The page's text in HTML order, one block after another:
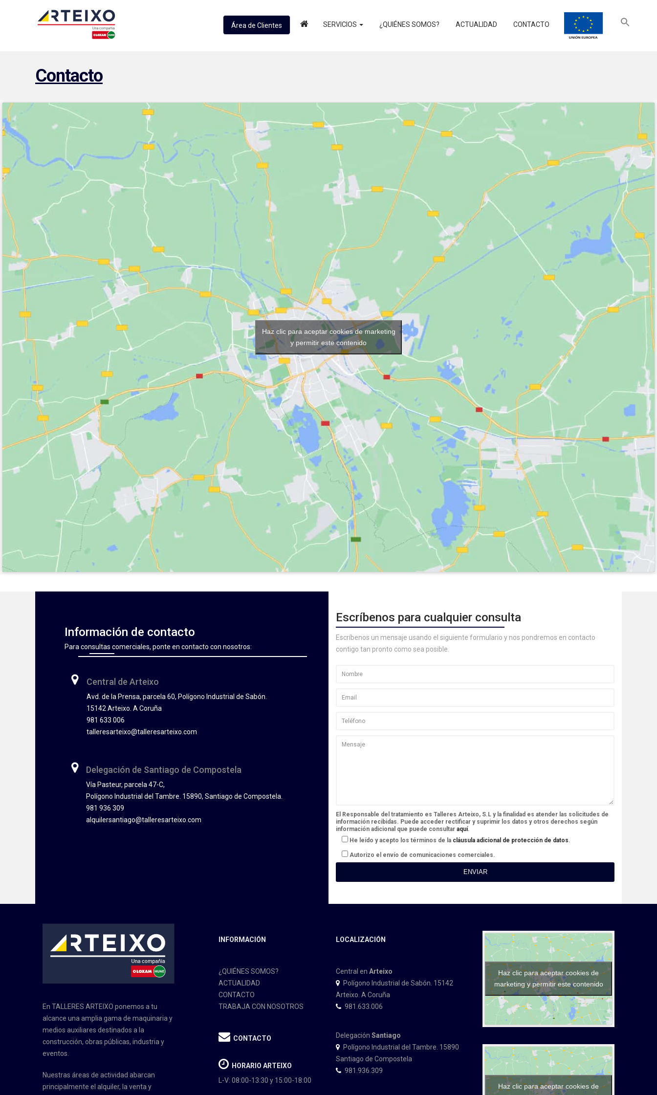
SERVICIOS ¿QUIÉNES SOMOS? ACTUALIDAD CONTACTO
Área de Clientes
Contacto
Haz clic para aceptar cookies de marketing
y permitir este contenido
Información de contacto
Para consultas comerciales, ponte en contacto con nosotros:
Central de Arteixo
Avd. de la Prensa, parcela 60, Polígono Industrial de Sabón.
15142 Arteixo. A Coruña
981 633 006
talleresarteixo@talleresarteixo.com
Delegación de Santiago de Compostela
Vía Pasteur, parcela 47-C,
Polígono Industrial del Tambre. 15890, Santiago de Compostela.
981 936 309
alquilersantiago@talleresarteixo.com
Escríbenos para cualquier consulta
Escríbenos un mensaje usando el siguiente formulario y nos pondremos en contacto
contigo tan pronto como sea posible.
El Responsable del tratamiento es Talleres Arteixo, S.L y la finalidad es atender las solicitudes de
información recibidas. Puede acceder rectificar y suprimir los datos y otros derechos según
información adicional que puede consultar aquí.
He leído y acepto los términos de la cláusula adicional de protección de datos.
Autorizo el envío de comunicaciones comerciales.
En TALLERES ARTEIXO ponemos a tu
alcance una amplia gama de maquinaria y
medios auxiliares destinados a la
construcción, obras públicas, industria y
eventos.
Nuestras áreas de actividad abarcan
principalmente el alquiler, la venta y
INFORMACIÓN
¿QUIÉNES SOMOS?
ACTUALIDAD
CONTACTO
TRABAJA CON NOSOTROS
CONTACTO
HORARIO ARTEIXO
L-V: 08:00-13:30 y 15:00-18:00
LOCALIZACIÓN
Central en Arteixo
Polígono Industrial de Sabón. 15142
Arteixo. A Coruña
981.633.006
Delegación Santiago
Polígono Industrial del Tambre. 15890
Santiago de Compostela
981.936.309
Haz clic para aceptar cookies de
marketing y permitir este contenido
Haz clic para aceptar cookies de